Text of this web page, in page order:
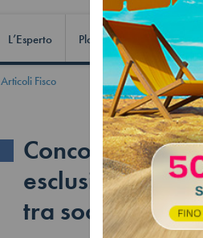
L’Esperto Play Solution
Articoli Fisco
Concordato
esclusione
tra soci